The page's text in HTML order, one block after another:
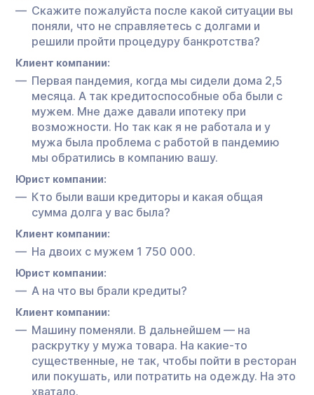
Скажите пожалуйста после какой ситуации вы
поняли, что не справляетесь с долгами и
решили пройти процедуру банкротства?
Клиент компании:
Первая пандемия, когда мы сидели дома 2,5
месяца. А так кредитоспособные оба были с
мужем. Мне даже давали ипотеку при
возможности. Но так как я не работала и у
мужа была проблема с работой в пандемию
мы обратились в компанию вашу.
Юрист компании:
Кто были ваши кредиторы и какая общая
сумма долга у вас была?
Клиент компании:
На двоих с мужем 1 750 000.
Юрист компании:
А на что вы брали кредиты?
Клиент компании:
Машину поменяли. В дальнейшем — на
раскрутку у мужа товара. На какие-то
существенные, не так, чтобы пойти в ресторан
или покушать, или потратить на одежду. На это
хватало.